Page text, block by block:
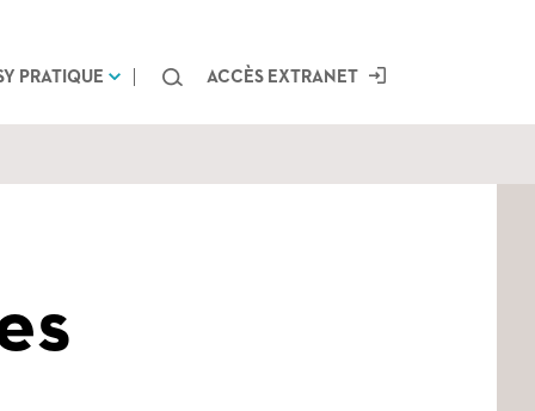
PRATIQUE ChercherACCÈS EXTRANET